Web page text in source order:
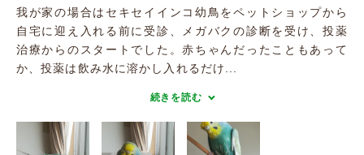
我が家の場合はセキセイインコ幼鳥をペットショップから
自宅に迎え入れる前に受診、メガバクの診断を受け、投薬
治療からのスタートでした。赤ちゃんだったこともあって
か、投薬は飲み水に溶かし入れるだけ...
続きを読む